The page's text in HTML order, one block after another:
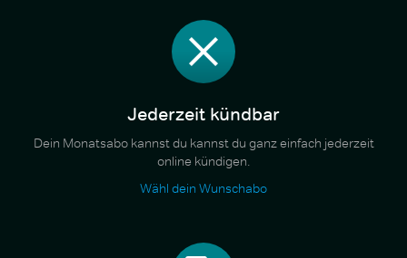
Jederzeit kündbar
Dein Monatsabo kannst du kannst du ganz einfach jederzeit
online kündigen.
Wähl dein Wunschabo